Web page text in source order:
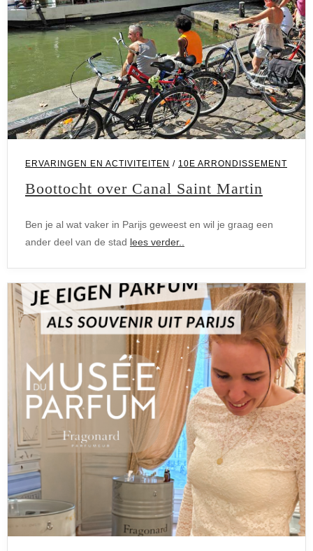
Ervaringen en activiteiten
ERVARINGEN EN ACTIVITEITEN / 10E ARRONDISSEMENT
Boottocht over Canal Saint Martin
Ben je al wat vaker in Parijs geweest en wil je graag een
ander deel van de stad lees verder..